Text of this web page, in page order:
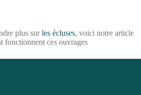
plus surles écluses, voici notre article
fonctionnent ces ouvrages